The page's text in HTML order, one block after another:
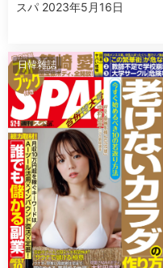
スパ 2023年5月16日
日韓雜誌